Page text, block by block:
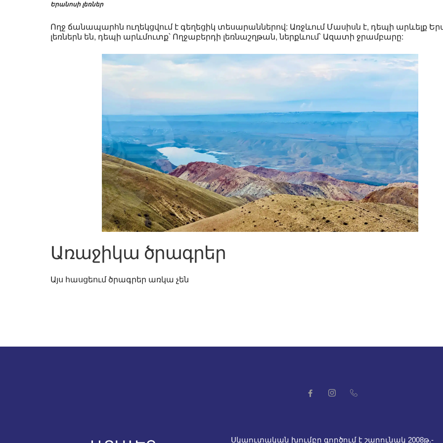
Երանոսի լեռներ
Ողջ ճանապարհն ուղեկցվում է գեղեցիկ տեսարաններով: Առջևում Մասիսն է, դեպի արևելք
լեռներն են, դեպի արևմուտք՝ Ողջաբերդի լեռնաշղթան, ներքևում՝ Ազատի ջրամբարը:
Առաջիկա ծրագրեր
Այս հասցեում ծրագրեր առկա չեն
Սկաուտական խումբը գործում է շարունակ 2008թ.-